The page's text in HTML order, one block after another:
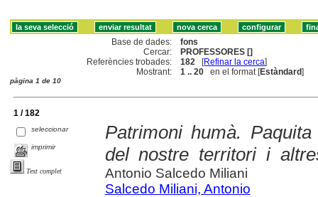
Base de dades:
fons
Cercar:
PROFESSORES []
Referències trobades:
182 [Refinar la cerca]
Mostrant:
1 .. 20 en el format [Estàndard]
pàgina 1 de 10
1 / 182
seleccionar
imprimir
Text complet
Patrimoni humà.
del nostre territori i
Antonio Salcedo Miliani
Salcedo Miliani, Antonio